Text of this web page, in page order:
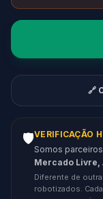
🔗
🛡️VERIFICAÇÃO
Somos
Mercado Livre,
Diferente de
robotizados.